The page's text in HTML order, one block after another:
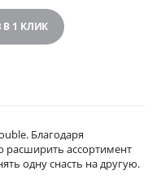
В 1 КЛИК
Благодаря
ассортимент
одну снасть на другую.